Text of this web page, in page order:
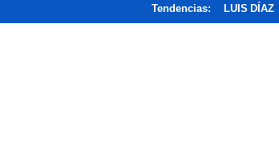
Tendencias: LUIS DÍAZ